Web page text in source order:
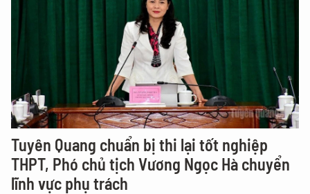
Tuyên Quang chuẩn bị thi lại tốt nghiệp
THPT, Phó chủ tịch Vương Ngọc Hà chuyển
lĩnh vực phụ trách